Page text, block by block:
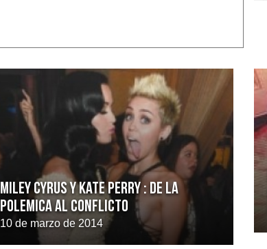
Miley Cyrus y Kate Perry : De la
polemica al conflicto
10 de marzo de 2014